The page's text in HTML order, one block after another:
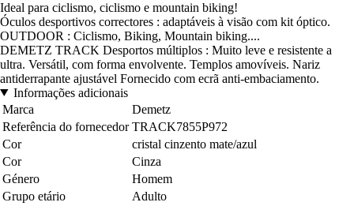
Ideal para ciclismo, ciclismo e mountain biking!
Óculos desportivos correctores : adaptáveis à visão com kit óptico.
OUTDOOR : Ciclismo, Biking, Mountain biking....
DEMETZ TRACK Desportos múltiplos : Muito leve e resistente a
ultra. Versátil, com forma envolvente. Templos amovíveis. Nariz
antiderrapante ajustável Fornecido com ecrã anti-embaciamento.
Informações adicionais
Marca
Demetz
Referência do fornecedor TRACK7855P972
Cor
cristal cinzento mate/azul
Cor
Cinza
Género
Homem
Grupo etário
Adulto